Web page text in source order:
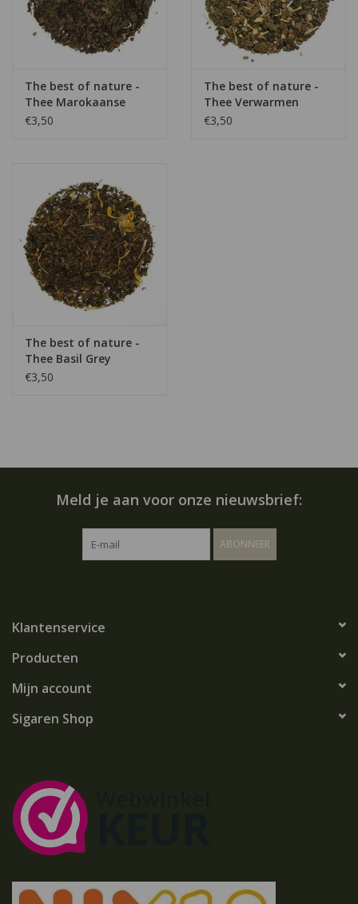
The best of nature -
Thee Marokaanse
muntthee
€3,50
The best of nature -
Thee Verwarmen
€3,50
The best of nature -
Thee Basil Grey
€3,50
Meld je aan voor onze nieuwsbrief:
ABONNEER
Klantenservice
Producten
Mijn account
Sigaren Shop